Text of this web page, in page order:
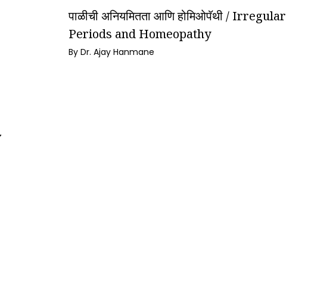
पाळीची अनियमितता आणि होमिओपॅथी / Irregular
Periods and Homeopathy
By Dr. Ajay Hanmane